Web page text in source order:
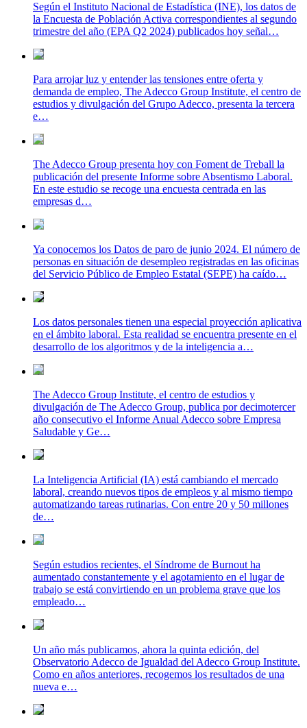
Según el Instituto Nacional de Estadística (INE), los datos de
la Encuesta de Población Activa correspondientes al segundo
trimestre del año (EPA Q2 2024) publicados hoy señal…
Para arrojar luz y entender las tensiones entre oferta y
demanda de empleo, The Adecco Group Institute, el centro de
estudios y divulgación del Grupo Adecco, presenta la tercera
e…
The Adecco Group presenta hoy con Foment de Treball la
publicación del presente Informe sobre Absentismo Laboral.
En este estudio se recoge una encuesta centrada en las
empresas d…
Ya conocemos los Datos de paro de junio 2024. El número de
personas en situación de desempleo registradas en las oficinas
del Servicio Público de Empleo Estatal (SEPE) ha caído…
Los datos personales tienen una especial proyección aplicativa
en el ámbito laboral. Esta realidad se encuentra presente en el
desarrollo de los algoritmos y de la inteligencia a…
The Adecco Group Institute, el centro de estudios y
divulgación de The Adecco Group, publica por decimotercer
año consecutivo el Informe Anual Adecco sobre Empresa
Saludable y Ge…
La Inteligencia Artificial (IA) está cambiando el mercado
laboral, creando nuevos tipos de empleos y al mismo tiempo
automatizando tareas rutinarias. Con entre 20 y 50 millones
de…
Según estudios recientes, el Síndrome de Burnout ha
aumentado constantemente y el agotamiento en el lugar de
trabajo se está convirtiendo en un problema grave que los
empleado…
Un año más publicamos, ahora la quinta edición, del
Observatorio Adecco de Igualdad del Adecco Group Institute.
Como en años anteriores, recogemos los resultados de una
nueva e…